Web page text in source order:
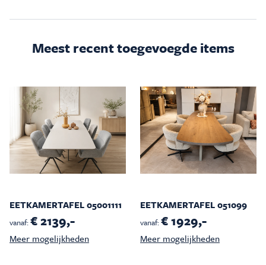
Meest recent toegevoegde items
EETKAMERTAFEL 05001111
vanaf:€ 2139,-
Meer mogelijkheden
EETKAMERTAFEL 051099
vanaf:€ 1929,-
Meer mogelijkheden